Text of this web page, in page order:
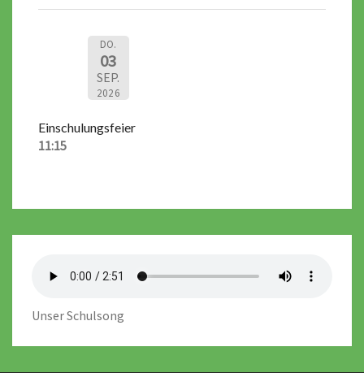
DO.
03
SEP.
2026
Einschulungsfeier
11:15
Unser Schulsong